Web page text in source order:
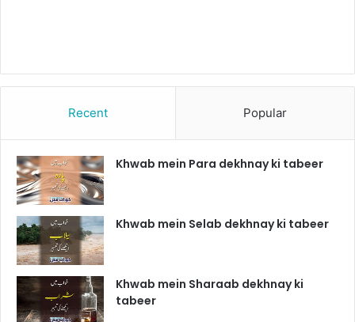
Recent Popular
Khwab mein Para dekhnay ki tabeer
Khwab mein Selab dekhnay ki tabeer
Khwab mein Sharaab dekhnay ki
tabeer